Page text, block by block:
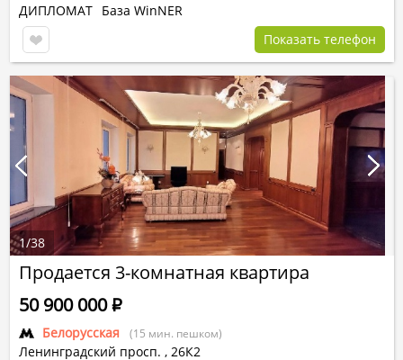
ДИПЛОМАТ База WinNER
Показать телефон
Продается 3-комнатная квартира
Белорусская (15 мин. пешком)
Ленинградский просп. , 26К2
50 900 000Р
1/38